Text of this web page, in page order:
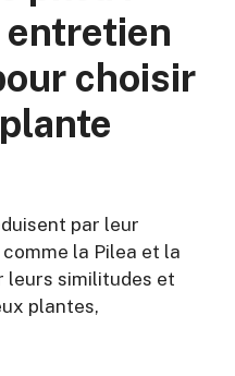
choisir
par leur
la Pilea et la
leurs similitudes et
plantes,